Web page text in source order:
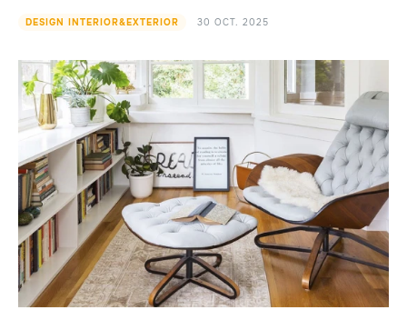
DESIGN INTERIOR&EXTERIOR 30 OCT. 2025